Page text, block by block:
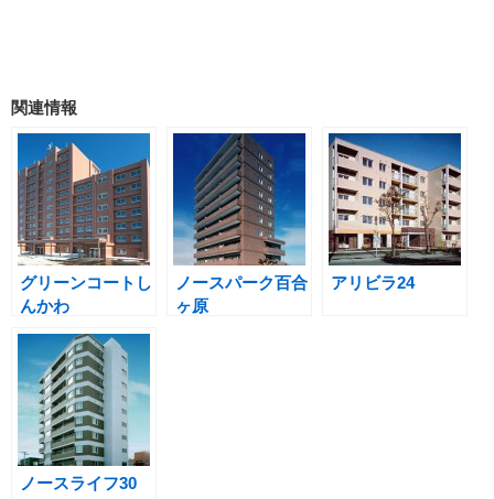
関連情報
グリーンコートし
んかわ
ノースパーク百合
ヶ原
アリビラ24
ノースライフ30